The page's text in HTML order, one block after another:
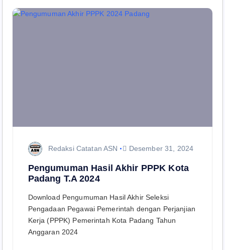
Redaksi Catatan ASN Desember 31, 2024
Pengumuman Hasil Akhir PPPK Kota
Padang T.A 2024
Download Pengumuman Hasil Akhir Seleksi
Pengadaan Pegawai Pemerintah dengan Perjanjian
Kerja (PPPK) Pemerintah Kota Padang Tahun
Anggaran 2024